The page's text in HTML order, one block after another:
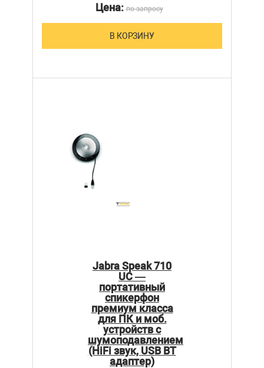
Цена:по запросу
В КОРЗИНУ
Jabra Speak 710
UC —
портативный
спикерфон
премиум класса
для ПК и моб.
устройств с
шумоподавлением
(HiFi звук, USB BT
адаптер)